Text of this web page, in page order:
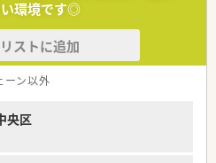
やスタッフの協力体制も非常にスム
組織変革を推進しており、カフェの
装や最新設備の導入を積極的に行っ
を支える薬局として着実な成長を続け
い環境です◎
ストに追加
ーン以外
央区